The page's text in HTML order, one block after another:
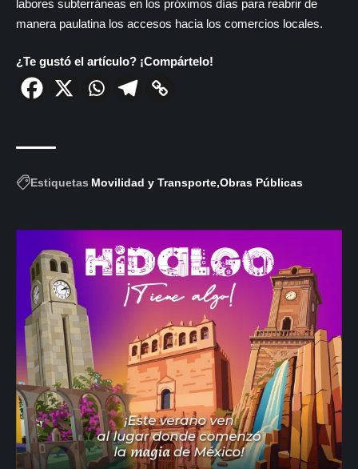
labores subterráneas en los próximos días para reabrir de
manera paulatina los accesos hacia los comercios locales.
¿Te gustó el artículo? ¡Compártelo!
Estiquetas Movilidad y Transporte Obras Públicas